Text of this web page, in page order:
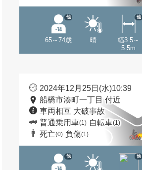
65～74歳
他
晴
幅3.5～
5.5m
他
2024年12月25日(水)10:39
船橋市湊町一丁目 付近
車両相互 大破事故
普通乗用車(1) 自転車(1)
死亡(0) 負傷(1)
他 他